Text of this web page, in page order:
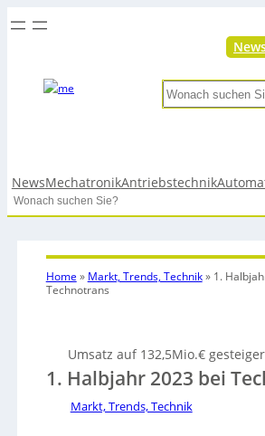
Search
NewsMechatronikAntriebstechnik
Search
Home » Markt, Trends, Technik» 1.
Technotrans
Umsatz auf 132,5Mio.€
1. Halbjahr 2023 bei
Markt, Trends, Technik